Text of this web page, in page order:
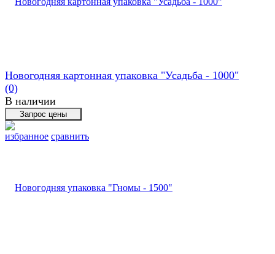
избранное сравнить
Новогодняя картонная упаковка "Усадьба - 1000"
(0)
В наличии